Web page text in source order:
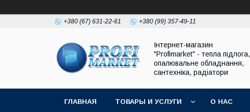
+380 (67) 631-22-61 +380 (99) 357-49-11
Інтернет-магазин
"Profimarket" - тепла підлога,
опалювальне обладнання,
сантехніка, радіатори
ГЛАВНАЯ ТОВАРЫ И УСЛУГИ О НАС